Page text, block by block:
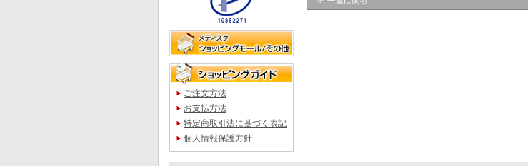
ご注文方法
お支払方法
特定商取引法に基づく表記
個人情報保護方針